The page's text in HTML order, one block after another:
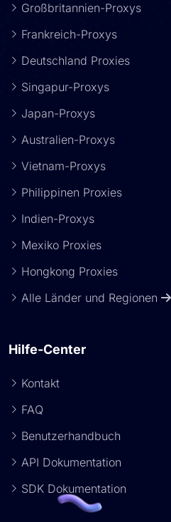
Großbritannien-Proxys
Frankreich-Proxys
Deutschland Proxies
Singapur-Proxys
Japan-Proxys
Australien-Proxys
Vietnam-Proxys
Philippinen Proxies
Indien-Proxys
Mexiko Proxies
Hongkong Proxies
Alle Länder und Regionen
Hilfe-Center
Kontakt
FAQ
Benutzerhandbuch
API Dokumentation
SDK Dokumentation